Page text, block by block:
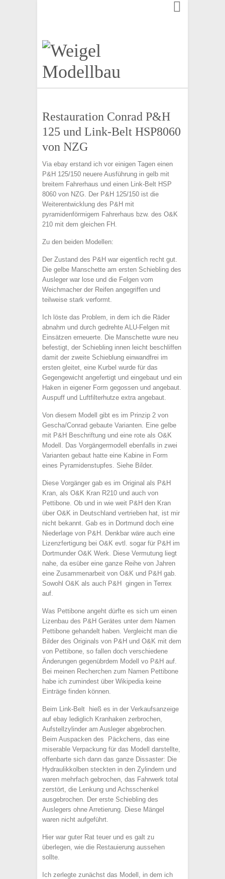
Restauration Conrad P&H
125 und Link-Belt HSP8060
von NZG
Via ebay erstand ich vor einigen Tagen einen
P&H 125/150 neuere Ausführung in gelb mit
breitem Fahrerhaus und einen Link-Belt HSP
8060 von NZG. Der P&H 125/150 ist die
Weiterentwicklung des P&H mit
pyramidenförmigem Fahrerhaus bzw. des O&K
210 mit dem gleichen FH.
Zu den beiden Modellen:
Der Zustand des P&H war eigentlich recht gut.
Die gelbe Manschette am ersten Schiebling des
Ausleger war lose und die Felgen vom
Weichmacher der Reifen angegriffen und
teilweise stark verformt.
Ich löste das Problem, in dem ich die Räder
abnahm und durch gedrehte ALU-Felgen mit
Einsätzen erneuerte. Die Manschette wure neu
befestigt, der Schiebling innen leicht beschliffen
damit der zweite Schieblung einwandfrei im
ersten gleitet, eine Kurbel wurde für das
Gegengewicht angefertigt und eingebaut und ein
Haken in eigener Form gegossen und angebaut.
Auspuff und Luftfilterhutze extra angebaut.
Von diesem Modell gibt es im Prinzip 2 von
Gescha/Conrad gebaute Varianten. Eine gelbe
mit P&H Beschriftung und eine rote als O&K
Modell. Das Vorgängermodell ebenfalls in zwei
Varianten gebaut hatte eine Kabine in Form
eines Pyramidenstupfes. Siehe Bilder.
Diese Vorgänger gab es im Original als P&H
Kran, als O&K Kran R210 und auch von
Pettibone. Ob und in wie weit P&H den Kran
über O&K in Deutschland vertrieben hat, ist mir
nicht bekannt. Gab es in Dortmund doch eine
Niederlage von P&H. Denkbar wäre auch eine
Lizenzfertigung bei O&K evtl. sogar für P&H im
Dortmunder O&K Werk. Diese Vermutung liegt
nahe, da esüber eine ganze Reihe von Jahren
eine Zusammenarbeit von O&K und P&H gab.
Sowohl O&K als auch P&H gingen in Terrex
auf.
Was Pettibone angeht dürfte es sich um einen
Lizenbau des P&H Gerätes unter dem Namen
Pettibone gehandelt haben. Vergleicht man die
Bilder des Originals von P&H und O&K mit dem
von Pettibone, so fallen doch verschiedene
Änderungen gegenübrdem Modell vo P&H auf.
Bei meinen Recherchen zum Namen Pettibone
habe ich zumindest über Wikipedia keine
Einträge finden können.
Beim Link-Belt hieß es in der Verkaufsanzeige
auf ebay lediglich Kranhaken zerbrochen,
Aufstellzylinder am Ausleger abgebrochen.
Beim Auspacken des Päckchens, das eine
miserable Verpackung für das Modell darstellte,
offenbarte sich dann das ganze Dissaster: Die
Hydraulikkolben steckten in den Zylindern und
waren mehrfach gebrochen, das Fahrwerk total
zerstört, die Lenkung und Achsschenkel
ausgebrochen. Der erste Schiebling des
Auslegers ohne Arretierung. Diese Mängel
waren nicht aufgeführt.
Hier war guter Rat teuer und es galt zu
überlegen, wie die Restauierung aussehen
sollte.
Ich zerlegte zunächst das Modell, in dem ich